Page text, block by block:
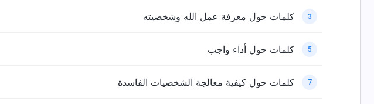
3 كلمات حول معرفة عمل الله وشخصيته
5 كلمات حول أداء واجب
7 كلمات حول كيفية معالجة الشخصيات الفاسدة